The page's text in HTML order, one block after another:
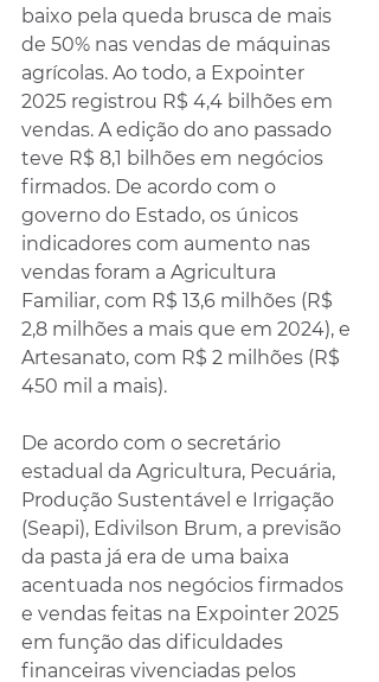
baixo pela queda brusca de mais
de 50% nas vendas de máquinas
agrícolas. Ao todo, a Expointer
2025 registrou R$ 4,4 bilhões em
vendas. A edição do ano passado
teve R$ 8,1 bilhões em negócios
firmados. De acordo com o
governo do Estado, os únicos
indicadores com aumento nas
vendas foram a Agricultura
Familiar, com R$ 13,6 milhões (R$
2,8 milhões a mais que em 2024), e
Artesanato, com R$ 2 milhões (R$
450 mil a mais).
De acordo com o secretário
estadual da Agricultura, Pecuária,
Produção Sustentável e Irrigação
(Seapi), Edivilson Brum, a previsão
da pasta já era de uma baixa
acentuada nos negócios firmados
e vendas feitas na Expointer 2025
em função das dificuldades
financeiras vivenciadas pelos